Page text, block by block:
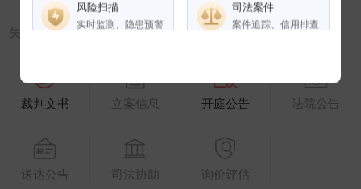
失信被执行人 被执行人 限制高消费 终本案件
裁判文书 立案信息 开庭公告 法院公告
送达公告 司法协助 询价评估
风险扫描
实时监测、隐患预警
司法案件
案件追踪、信用排查
权益说明 VIP会员 SVIP会员